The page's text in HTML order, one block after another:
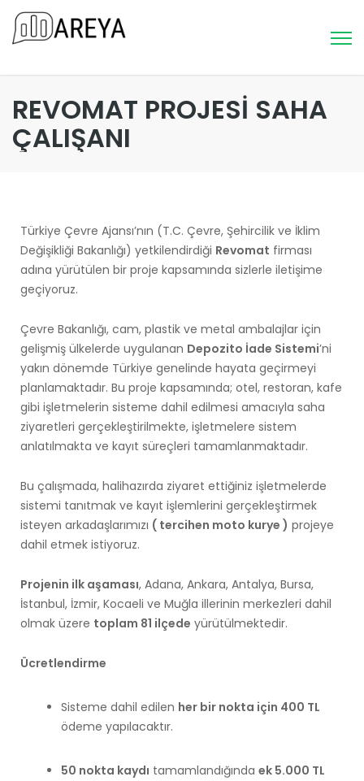
REVOMAT PROJESİ SAHA
ÇALIŞANI
Türkiye Çevre Ajansı’nın (T.C. Çevre, Şehircilik ve İklim
Değişikliği Bakanlığı) yetkilendirdiği Revomat firması
adına yürütülen bir proje kapsamında sizlerle iletişime
geçiyoruz.
Çevre Bakanlığı, cam, plastik ve metal ambalajlar için
gelişmiş ülkelerde uygulanan Depozito İade Sistemi’ni
yakın dönemde Türkiye genelinde hayata geçirmeyi
planlamaktadır. Bu proje kapsamında; otel, restoran, kafe
gibi işletmelerin sisteme dahil edilmesi amacıyla saha
ziyaretleri gerçekleştirilmekte, işletmelere sistem
anlatılmakta ve kayıt süreçleri tamamlanmaktadır.
Bu çalışmada, halihazırda ziyaret ettiğiniz işletmelerde
sistemi tanıtmak ve kayıt işlemlerini gerçekleştirmek
isteyen arkadaşlarımızı ( tercihen moto kurye ) projeye
dahil etmek istiyoruz.
Projenin ilk aşaması, Adana, Ankara, Antalya, Bursa,
İstanbul, İzmir, Kocaeli ve Muğla illerinin merkezleri dahil
olmak üzere toplam 81 ilçede yürütülmektedir.
Ücretlendirme
Sisteme dahil edilen her bir nokta için 400 TL
ödeme yapılacaktır.
50 nokta kaydı tamamlandığında ek 5.000 TL